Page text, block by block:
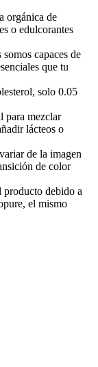
orgánica de
o edulcorantes
capaces de
que tu
solo 0.05
para mezclar
lácteos o
de la imagen
de color
producto debido a
el mismo